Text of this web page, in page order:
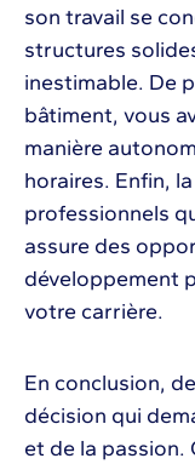
son travail se
structures
inestimable. De
bâtiment, vous
manière
horaires. Enfin,
professionnels
assure des
développement
votre carrière.
En conclusion,
décision qui
et de la passion.